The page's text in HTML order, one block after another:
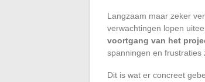
Langzaam maar zeker
verwachtingen lopen
voortgang van het
spanningen en frustraties
Dit is wat er concreet